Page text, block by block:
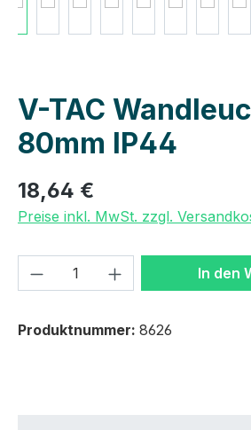
V-TAC
80mm IP44
18,64 €
Preise inkl. MwSt. zzgl.
Produkt Anzahl: GibIn den
Produktnummer: 8626